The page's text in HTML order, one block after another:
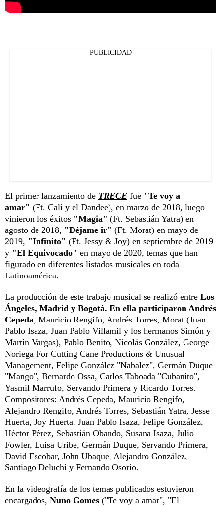
PUBLICIDAD
El primer lanzamiento de TRECE fue "Te voy a
amar" (Ft. Cali y el Dandee), en marzo de 2018, luego
vinieron los éxitos "Magia" (Ft. Sebastián Yatra) en
agosto de 2018, "Déjame ir" (Ft. Morat) en mayo de
2019, "Infinito" (Ft. Jessy & Joy) en septiembre de 2019
y "El Equivocado" en mayo de 2020, temas que han
figurado en diferentes listados musicales en toda
Latinoamérica.
La producción de este trabajo musical se realizó entre Los
Ángeles, Madrid y Bogotá. En ella participaron Andrés
Cepeda, Mauricio Rengifo, Andrés Torres, Morat (Juan
Pablo Isaza, Juan Pablo Villamil y los hermanos Simón y
Martín Vargas), Pablo Benito, Nicolás González, George
Noriega For Cutting Cane Productions & Unusual
Management, Felipe González "Nabalez", Germán Duque
"Mango", Bernardo Ossa, Carlos Taboada "Cubanito",
Yasmil Marrufo, Servando Primera y Ricardo Torres.
Compositores: Andrés Cepeda, Mauricio Rengifo,
Alejandro Rengifo, Andrés Torres, Sebastián Yatra, Jesse
Huerta, Joy Huerta, Juan Pablo Isaza, Felipe González,
Héctor Pérez, Sebastián Obando, Susana Isaza, Julio
Fowler, Luisa Uribe, Germán Duque, Servando Primera,
David Escobar, John Ubaque, Alejandro González,
Santiago Deluchi y Fernando Osorio.
En la videografía de los temas publicados estuvieron
encargados, Nuno Gomes ("Te voy a amar", "El